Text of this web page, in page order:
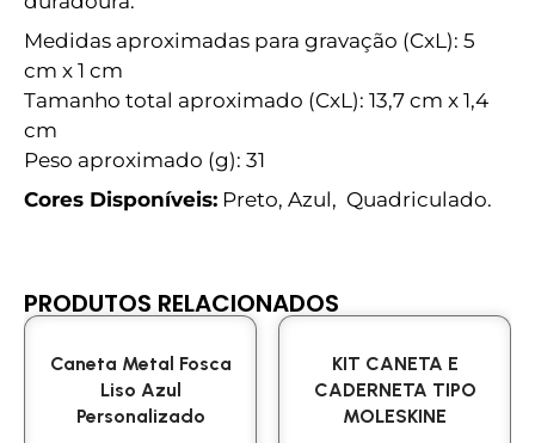
Medidas aproximadas para gravação (CxL): 5
cm x 1 cm
Tamanho total aproximado (CxL): 13,7 cm x 1,4
cm
Peso aproximado (g): 31
Cores Disponíveis: Preto, Azul, Quadriculado.
PRODUTOS RELACIONADOS
Caneta Metal Fosca
Liso Azul
Personalizado
KIT CANETA E
CADERNETA TIPO
MOLESKINE